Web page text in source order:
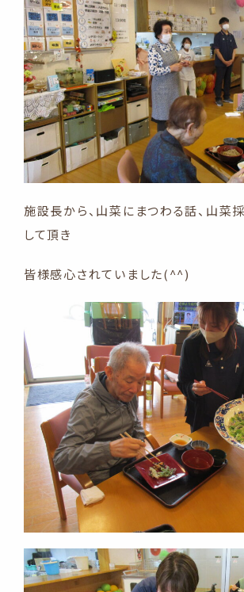
施設長から、山菜にまつわる話、山菜
して頂き
皆様感心されていました(^^)